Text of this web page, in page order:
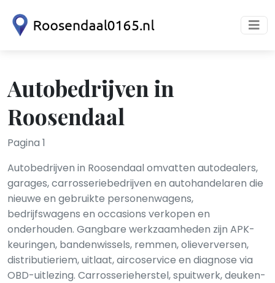
Autobedrijven in
Roosendaal
Pagina 1
Autobedrijven in Roosendaal omvatten autodealers,
garages, carrosseriebedrijven en autohandelaren die
nieuwe en gebruikte personenwagens,
bedrijfswagens en occasions verkopen en
onderhouden. Gangbare werkzaamheden zijn APK-
keuringen, banden­wissels, remmen, olie­verversen,
distributieriem, uitlaat, airco­service en diagnose via
OBD-uitlezing. Carrosserieherstel, spuitwerk, deuken­